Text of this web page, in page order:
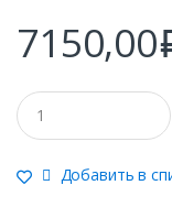
7150,00
Q
u
a
t
Добавить в